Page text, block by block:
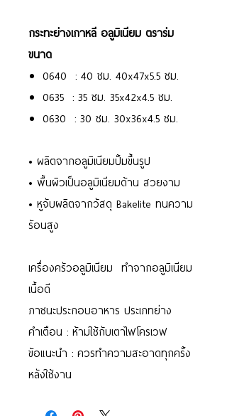
กระทะย่างเกาหลี อลูมิเนียม ตราร่ม
ขนาด
0640 : 40 ซม. 40x47x5.5 ซม.
0635 : 35 ซม. 35x42x4.5 ซม.
0630 : 30 ซม. 30x36x4.5 ซม.
• ผลิตจากอลูมิเนียมปั้มขึ้นรูป
• พื้นผิวเป็นอลูมิเนียมด้าน สวยงาม
• หูจับผลิตจากวัสดุ Bakelite ทนความ
ร้อนสูง
เครื่องครัวอลูมิเนียม ทำจากอลูมิเนียม
เนื้อดี
ภาชนะประกอบอาหาร ประเภทย่าง
คำเตือน : ห้ามใช้กับเตาไฟโครเวฟ
ข้อแนะนำ : ควรทำความสะอาดทุกครั้ง
หลังใช้งาน